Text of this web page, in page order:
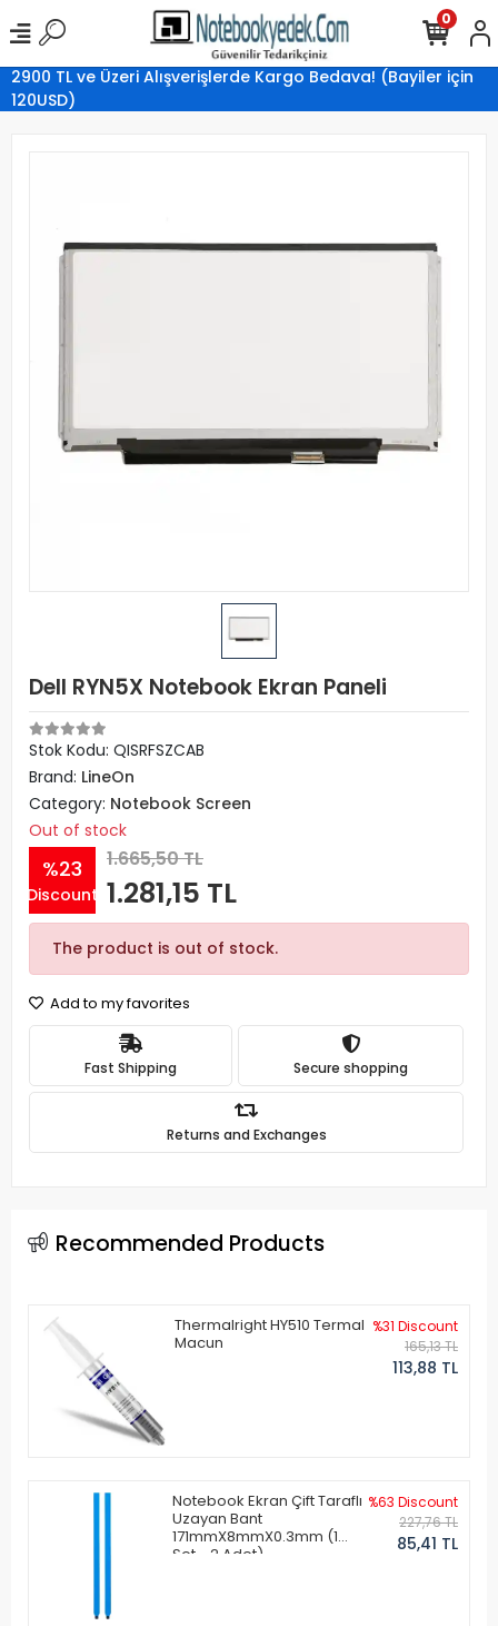
2900 TL ve Üzeri Alışverişlerde Kargo Bedava! (Bayiler için
120USD)
0
Dell RYN5X Notebook Ekran Paneli
Stok Kodu: QISRFSZCAB
Brand: LineOn
Category: Notebook Screen
Out of stock
%23
Discount
1.665,50 TL
1.281,15 TL
The product is out of stock.
Add to my favorites
Fast Shipping Secure shopping
Returns and Exchanges
Recommended Products
Thermalright HY510 Termal
Macun
%31 Discount
165,13 TL
113,88 TL
Notebook Ekran Çift Taraflı
Uzayan Bant
171mmX8mmX0.3mm (1
Set - 2 Adet)
%63 Discount
227,76 TL
85,41 TL